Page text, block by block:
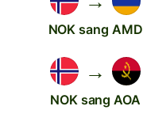
NOK sang AMD
→
NOK sang AOA